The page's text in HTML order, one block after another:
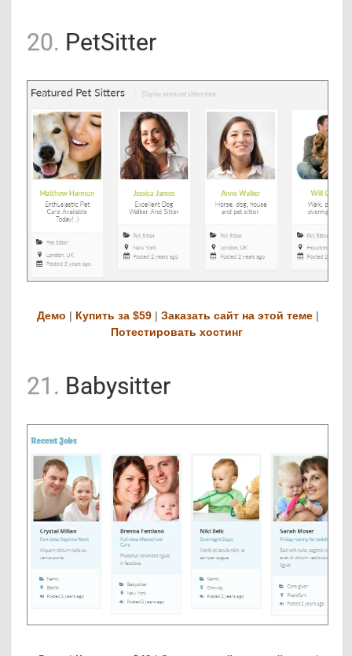
20. PetSitter
Демо | Купить за $59 |Заказать сайт на этой теме |
Потестировать хостинг
21. Babysitter